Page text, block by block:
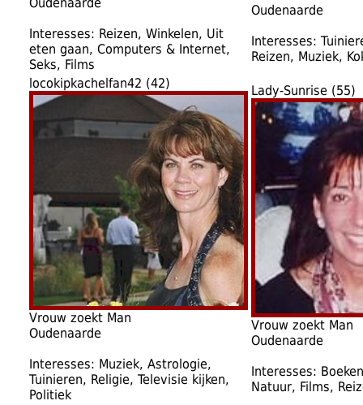
Interesses: Reizen, Winkelen, Uit
eten gaan, Computers & Internet,
Seks, Films
Oudenaarde
Interesses:
Reizen, Muziek,
locokipkachelfan42 (42)
Vrouw zoekt Man
Oudenaarde
Interesses: Muziek, Astrologie,
Tuinieren, Religie, Televisie kijken,
Politiek
Lady-Sunrise (55)
Vrouw zoekt Man
Oudenaarde
Interesses:
Natuur, Films,